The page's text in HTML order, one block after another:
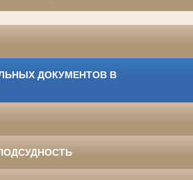
ДОКУМЕНТОВ В